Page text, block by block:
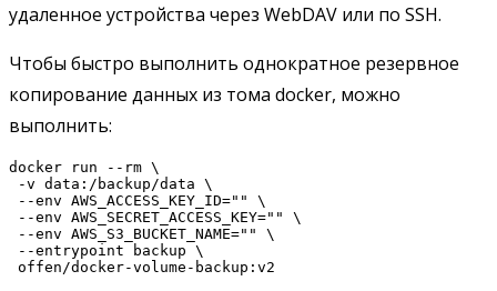
удаленное устройства через WebDAV или по SSH.
Чтобы быстро выполнить однократное резервное
копирование данных из тома docker, можно
выполнить:
docker run --rm \
-v data:/backup/data \
--env AWS_ACCESS_KEY_ID=" " \
--env AWS_SECRET_ACCESS_KEY=" " \
--env AWS_S3_BUCKET_NAME=" " \
--entrypoint backup \